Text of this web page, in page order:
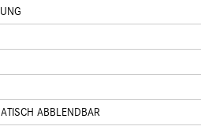
ABBLENDBAR